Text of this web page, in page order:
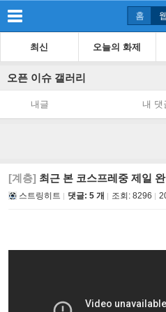
홈
최신 오늘의 화제
오픈 이슈 갤러리
내글 내 댓
[계층] 최근 본 코스프레중 제일
스트링히트 댓글: 5 개 조회: 8296